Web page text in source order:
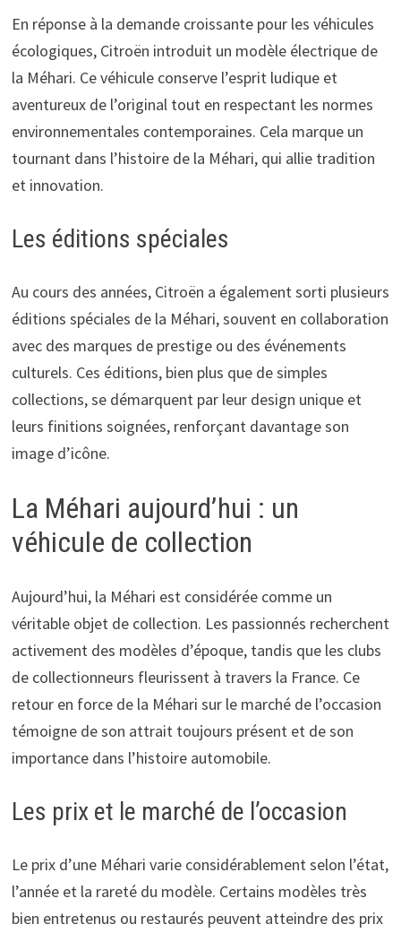
En réponse à la demande croissante pour les véhicules
écologiques, Citroën introduit un modèle électrique de
la Méhari. Ce véhicule conserve l’esprit ludique et
aventureux de l’original tout en respectant les normes
environnementales contemporaines. Cela marque un
tournant dans l’histoire de la Méhari, qui allie tradition
et innovation.
Les éditions spéciales
Au cours des années, Citroën a également sorti plusieurs
éditions spéciales de la Méhari, souvent en collaboration
avec des marques de prestige ou des événements
culturels. Ces éditions, bien plus que de simples
collections, se démarquent par leur design unique et
leurs finitions soignées, renforçant davantage son
image d’icône.
La Méhari aujourd’hui : un
véhicule de collection
Aujourd’hui, la Méhari est considérée comme un
véritable objet de collection. Les passionnés recherchent
activement des modèles d’époque, tandis que les clubs
de collectionneurs fleurissent à travers la France. Ce
retour en force de la Méhari sur le marché de l’occasion
témoigne de son attrait toujours présent et de son
importance dans l’histoire automobile.
Les prix et le marché de l’occasion
Le prix d’une Méhari varie considérablement selon l’état,
l’année et la rareté du modèle. Certains modèles très
bien entretenus ou restaurés peuvent atteindre des prix